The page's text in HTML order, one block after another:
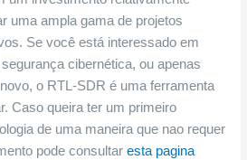
uma ampla gama de projetos
Se você está interessado em
cibernética, ou apenas
o RTL-SDR é uma ferramenta
Caso queira ter um primeiro
de uma maneira que nao requer
pode consultaresta pagina